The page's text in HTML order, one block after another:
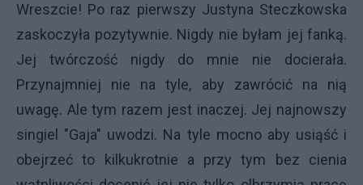
Wreszcie! Po raz pierwszy Justyna Steczkowska
zaskoczyła pozytywnie. Nigdy nie byłam jej fanką.
Jej twórczość nigdy do mnie nie docierała.
Przynajmniej nie na tyle, aby zawrócić na nią
uwagę. Ale tym razem jest inaczej. Jej najnowszy
singiel "Gaja" uwodzi. Na tyle mocno aby usiąść i
obejrzeć to kilkukrotnie a przy tym bez cienia